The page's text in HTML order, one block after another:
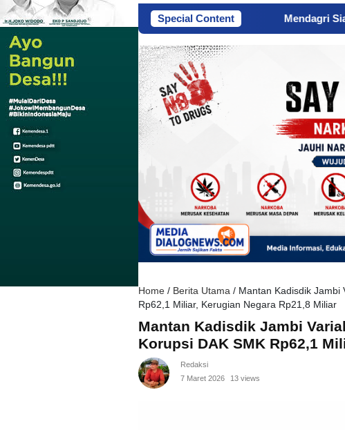
Special ContentMendagri Siapkan Tiga
Home / Berita Utama / Mantan Kadisdik Jambi
Rp62,1 Miliar, Kerugian Negara Rp21,8 Miliar
Mantan Kadisdik Jambi
Korupsi DAK SMK Rp62,1
Redaksi
7 Maret 2026
13 views